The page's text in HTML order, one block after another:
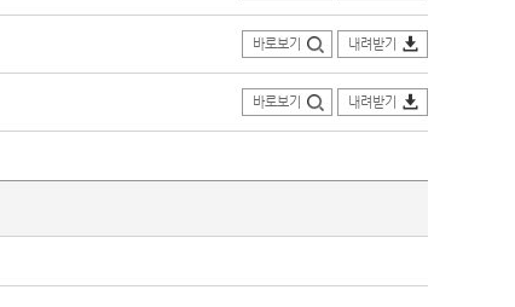
바로보기 내려받기
바로보기 내려받기